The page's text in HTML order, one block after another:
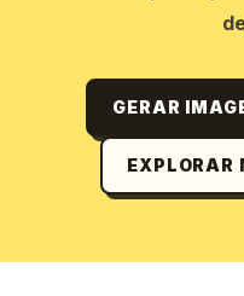
GERAR
EXPLORAR